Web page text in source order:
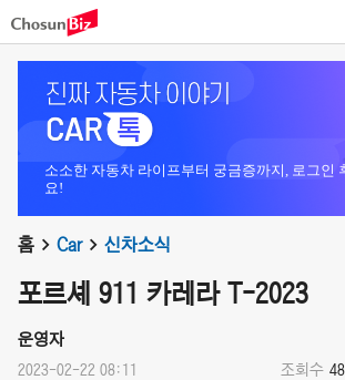
소소한 자동차 라이프부터 궁금증까지, 로그인
요!
홈 Car 신차소식
포르셰 911 카레라 T-2023
운영자
2023-02-22 08:11 조회수